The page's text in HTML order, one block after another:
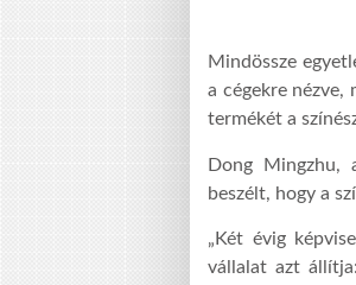
Mindössze
a cégekre nézve,
termékét a
Dong Mingzhu,
beszélt, hogy a
„Két évig
vállalat azt